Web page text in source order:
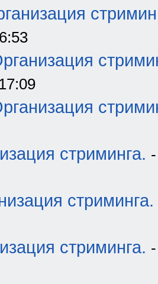
стриминга.
стриминга.
стриминга.